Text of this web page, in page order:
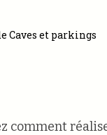
Caves et parkings
comment